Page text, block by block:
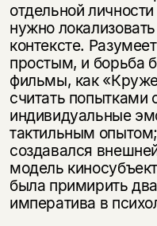
отдельной
нужно
контексте.
простым, и борьба
фильмы, как
считать попытками
индивидуальные
тактильным
создавался
модель
была при­мирить
императива в